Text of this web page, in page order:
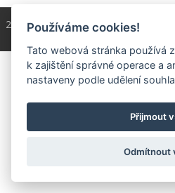
2004 - 2026 © CopyrightČKS/
PRO-
Používáme cookies!
Tato webová stránka používá
k zajištění správné operace a
nastaveny podle udělení
Přijmout
Odmítnout